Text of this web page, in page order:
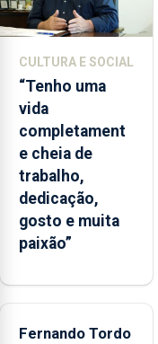
2026.
A
ilha
das
Flores
apresenta
um
“decréscimo
significativo”
da
CPUE
entre
e
CULTURA E SOCIAL
“Tenho uma
vida
completament
e cheia de
trabalho,
dedicação,
gosto e muita
paixão”
Fernando Tordo